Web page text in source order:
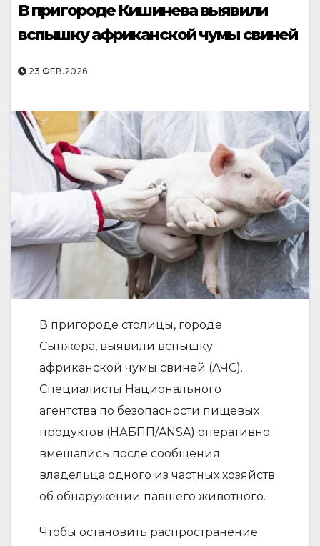
В пригороде Кишинева выявили
вспышку африканской чумы свиней
23.ФЕВ.2026
В пригороде столицы, городе
Сынжера, выявили вспышку
африканской чумы свиней (АЧС).
Специалисты Национального
агентства по безопасности пищевых
продуктов (НАБПП/ANSA) оперативно
вмешались после сообщения
владельца одного из частных хозяйств
об обнаружении павшего животного.
Чтобы остановить распространение